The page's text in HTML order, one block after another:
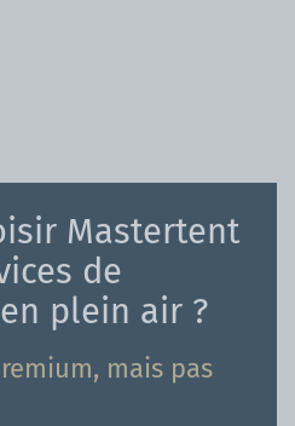
Mastertent
de
plein air ?
mais pas